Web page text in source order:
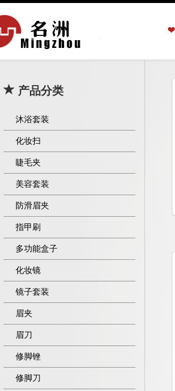
产品分类
沐浴套装
化妆扫
睫毛夹
美容套装
防滑眉夹
指甲刷
多功能盒子
化妆镜
镜子套装
眉夹
眉刀
修脚锉
修脚刀